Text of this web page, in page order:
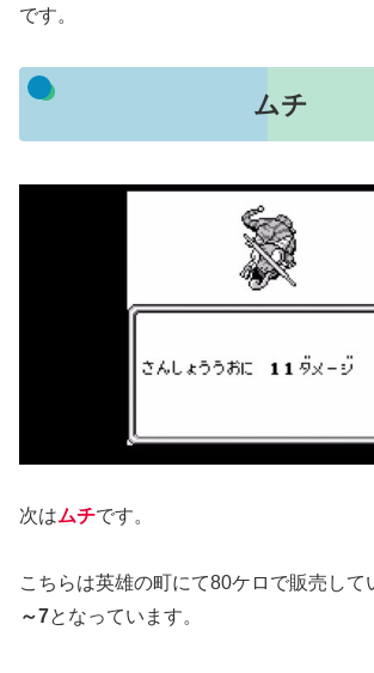
です。
ムチ
次はムチです。
こちらは英雄の町にて80ケロで販売して
～7となっています。